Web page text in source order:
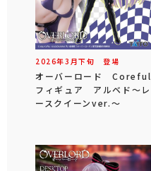
2026年3 月下旬 登場
オーバーロード Coreful
フィギュア アルベド～レ
ースクイーンver.～